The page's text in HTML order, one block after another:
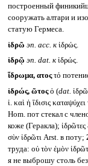
построенный
сооружать алтари и
статую Гермеса.
ἱδρῶ эп. acc. кἱδρώς.
ἱδρῷ эп. dat. кἱδρώς.
ἵδρωμα, ατοςτό
ἱδρώς, ῶτοςὁ (dat.
ἱ. καὶ ἡ ἴδισις
Hom. пот стекал с
коже (Геракла);
σὺν ἱδρῶτι Arst. в поту;
труда: οὐ τὸν ἐμὸν
я не выброшу столь